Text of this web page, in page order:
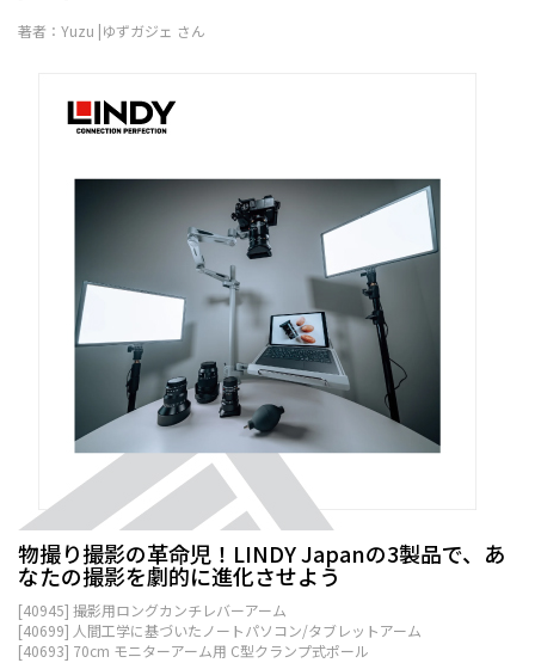
著者：Yuzu |ゆずガジェ さん
物撮り撮影の革命児！LINDY Japanの3製品で、あ
なたの撮影を劇的に進化させよう
[40945] 撮影用ロングカンチレバーアーム
[40699] 人間工学に基づいたノートパソコン/タブレットアーム
[40693] 70cm モニターアーム用 C型クランプ式ポール